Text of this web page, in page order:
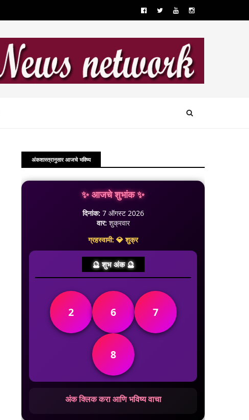
अंकशास्त्रानुसार आजचे भविष्य
✨ आजचे शुभांक ✨
दिनांक: 7 ऑगस्ट 2026
वार: शुक्रवार
ग्रहस्वामी: 💎 शुक्र
🔮 शुभ अंक 🔮
2 6 7
8
अंक क्लिक करा आणि भविष्य वाचा